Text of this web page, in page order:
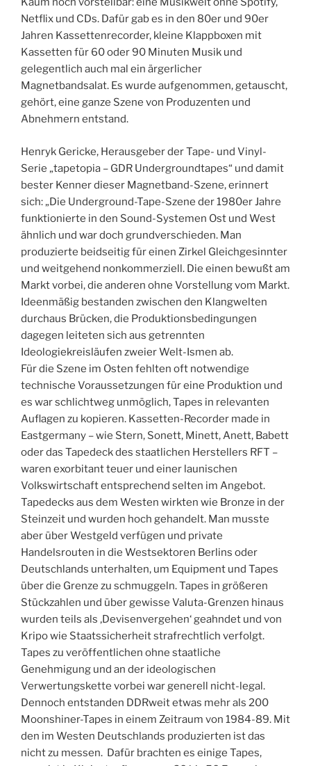
Netflix und CDs. Dafür gab es in den 80er und 90er
Jahren Kassettenrecorder, kleine Klappboxen mit
Kassetten für 60 oder 90 Minuten Musik und
gelegentlich auch mal ein ärgerlicher
Magnetbandsalat. Es wurde aufgenommen, getauscht,
gehört, eine ganze Szene von Produzenten und
Abnehmern entstand.
Henryk Gericke, Herausgeber derTape- und Vinyl-
Serie „tapetopia – GDR Undergroundtapes“ und damit
bester Kenner dieser Magnetband-Szene, erinnert
sich: „Die Underground-Tape-Szene der 1980er Jahre
funktionierte in den Sound-Systemen Ost und West
ähnlich und war doch grundverschieden. Man
produzierte beidseitig für einen Zirkel Gleichgesinnter
und weitgehend nonkommerziell. Die einen bewußt am
Markt vorbei, die anderen ohne Vorstellung vom Markt.
Ideenmäßig bestanden zwischen den Klangwelten
durchaus Brücken, die Produktionsbedingungen
dagegen leiteten sich aus getrennten
Ideologiekreisläufen zweier Welt-Ismen ab.
Für die Szene im Osten fehlten oft notwendige
technische Voraussetzungen für eine Produktion und
es war schlichtweg unmöglich, Tapes in relevanten
Auflagen zu kopieren. Kassetten-Recorder made in
Eastgermany – wie Stern, Sonett, Minett, Anett, Babett
oder das Tapedeck des staatlichen Herstellers RFT –
waren exorbitant teuer und einer launischen
Volkswirtschaft entsprechend selten im Angebot.
Tapedecks aus dem Westen wirkten wie Bronze in der
Steinzeit und wurden hoch gehandelt. Man musste
aber über Westgeld verfügen und private
Handelsrouten in die Westsektoren Berlins oder
Deutschlands unterhalten, um Equipment und Tapes
über die Grenze zu schmuggeln. Tapes in größeren
Stückzahlen und über gewisse Valuta-Grenzen hinaus
wurden teils als ‚Devisenvergehen‘ geahndet und von
Kripo wie Staatssicherheit strafrechtlich verfolgt.
Tapes zu veröffentlichen ohne staatliche
Genehmigung und an der ideologischen
Verwertungskette vorbei war generell nicht-legal.
Dennoch entstanden DDRweit etwas mehr als 200
Moonshiner-Tapes in einem Zeitraum von 1984-89. Mit
den im Westen Deutschlands produzierten ist das
nicht zu messen. Dafür brachten es einige Tapes,